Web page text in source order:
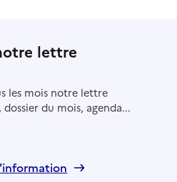
lettre
les mois notre lettre
du mois, agenda...